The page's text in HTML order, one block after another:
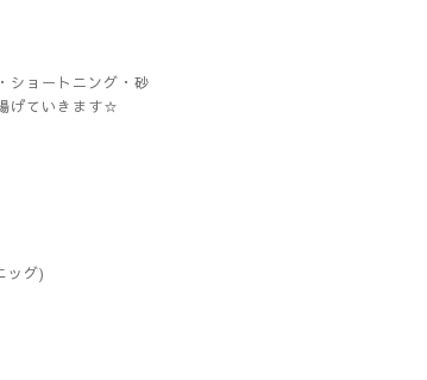
ショートニング・砂
げていきます☆
ッグ)